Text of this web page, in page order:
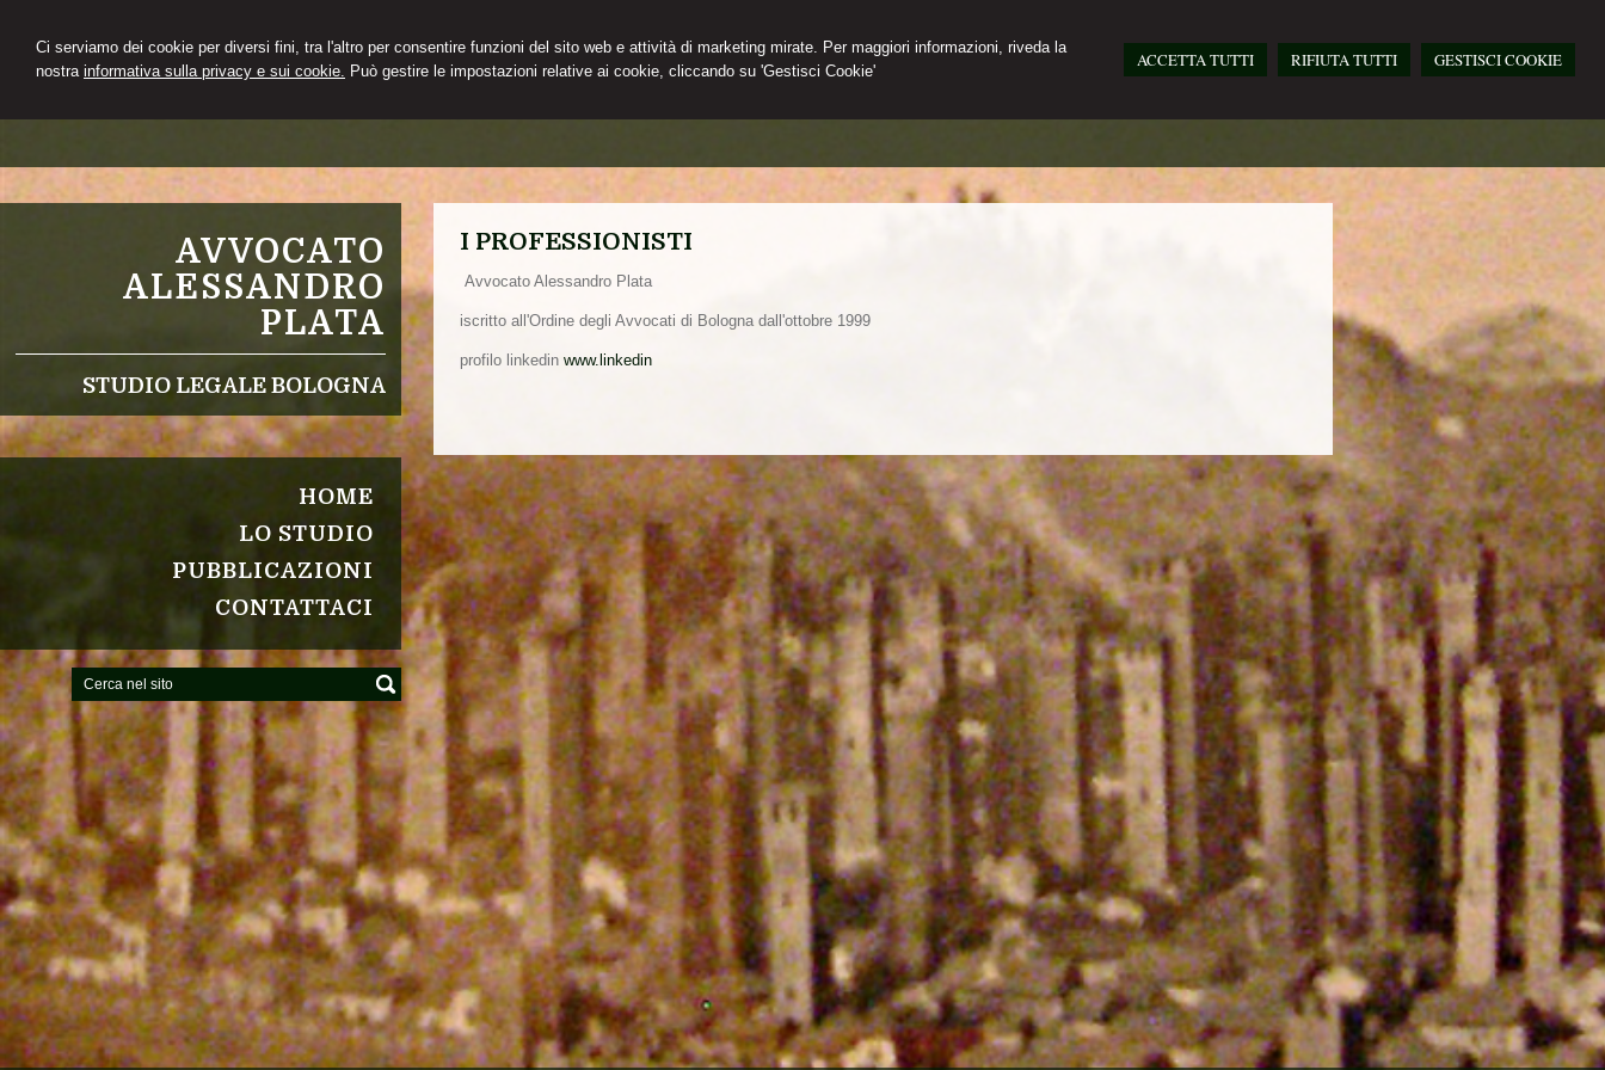
Ci serviamo dei cookie per diversi fini, tra l'altro per consentire funzioni del sito web e attività di marketing mirate. Per maggiori informazioni, riveda la
nostra informativa sulla privacy e sui cookie. Può gestire le impostazioni relative ai cookie, cliccando su 'Gestisci Cookie'
ACCETTA TUTTI RIFIUTA TUTTI GESTISCI COOKIE
AVVOCATO
ALESSANDRO
PLATA
STUDIO LEGALE BOLOGNA
HOME
LO STUDIO
PUBBLICAZIONI
CONTATTACI
I PROFESSIONISTI
Avvocato Alessandro Plata
iscritto all'Ordine degli Avvocati di Bologna dall'ottobre 1999
profilo linkedinwww.linkedin